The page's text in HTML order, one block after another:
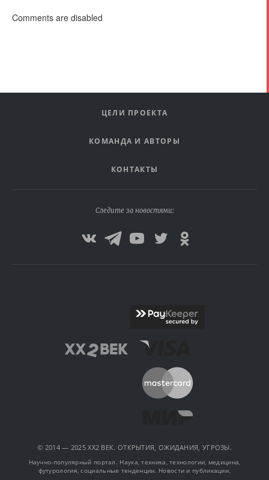
Comments are disabled
ЦЕЛИ ПРОЕКТА
КОМАНДА И АВТОРЫ
КОНТАКТЫ
Следите за новостями:
© 2014 — 2025 XX2 ВЕК. ОТКРЫТИЯ, ОЖИДАНИЯ, УГРОЗЫ.
Научно-популярный портал. Наука, техника, технологии, медицина,
футурология, социальные тенденции. Новости и публикации.